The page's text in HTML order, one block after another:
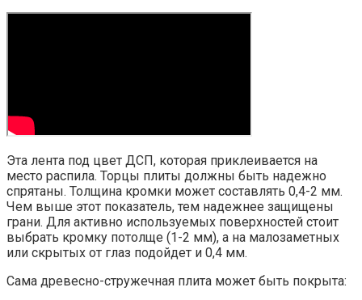
Эта лента под цвет ДСП, которая приклеивается на
место распила. Торцы плиты должны быть надежно
спрятаны. Толщина кромки может составлять 0,4-2 мм.
Чем выше этот показатель, тем надежнее защищены
грани. Для активно используемых поверхностей стоит
выбрать кромку потолще (1-2 мм), а на малозаметных
или скрытых от глаз подойдет и 0,4 мм.
Сама древесно-стружечная плита может быть покрыта: